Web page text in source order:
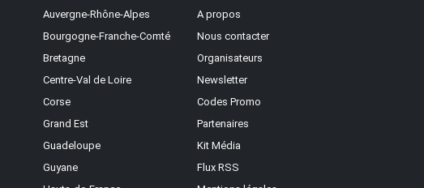
Auvergne-Rhône-Alpes
Bourgogne-Franche-Comté
Bretagne
Centre-Val de Loire
Corse
Grand Est
Guadeloupe
Guyane
A propos
Nous contacter
Organisateurs
Newsletter
Codes Promo
Partenaires
Kit Média
Flux RSS